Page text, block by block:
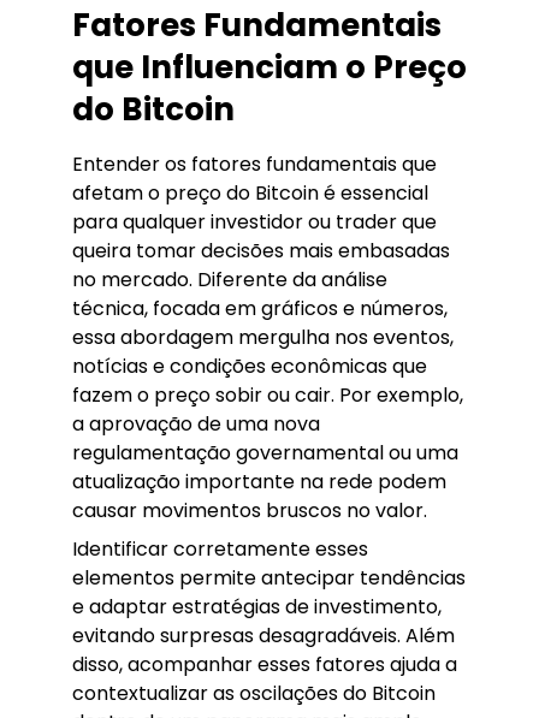
Fatores Fundamentais
que Influenciam o Preço
do Bitcoin
Entender os fatores fundamentais que
afetam o preço do Bitcoin é essencial
para qualquer investidor ou trader que
queira tomar decisões mais embasadas
no mercado. Diferente da análise
técnica, focada em gráficos e números,
essa abordagem mergulha nos eventos,
notícias e condições econômicas que
fazem o preço sobir ou cair. Por exemplo,
a aprovação de uma nova
regulamentação governamental ou uma
atualização importante na rede podem
causar movimentos bruscos no valor.
Identificar corretamente esses
elementos permite antecipar tendências
e adaptar estratégias de investimento,
evitando surpresas desagradáveis. Além
disso, acompanhar esses fatores ajuda a
contextualizar as oscilações do Bitcoin